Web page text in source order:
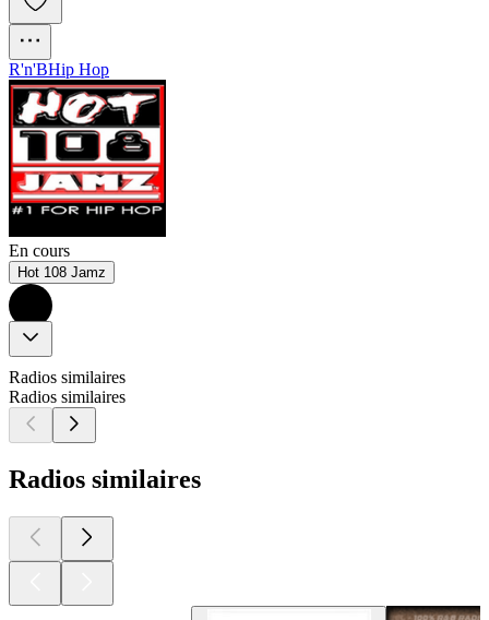
R'n'BHip Hop
En cours
Hot 108 Jamz
Radios similaires
Radios similaires
Radios similaires